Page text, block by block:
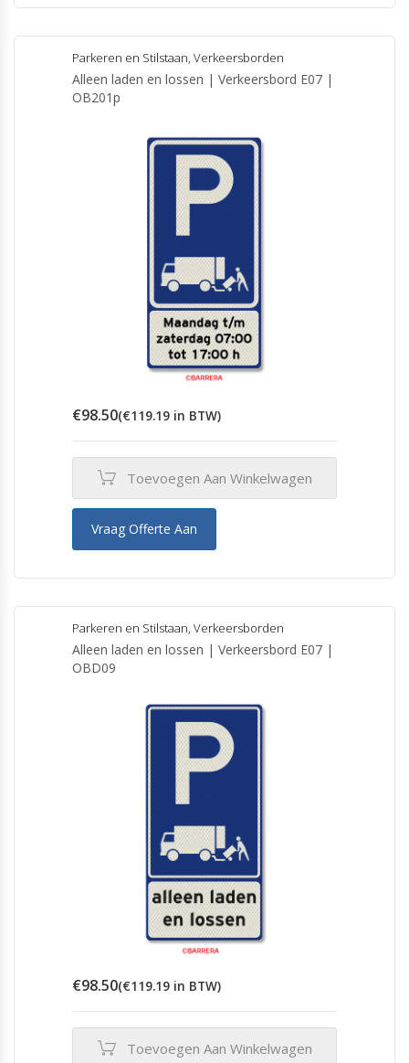
Parkeren en Stilstaan, Verkeersborden
Alleen laden en lossen | Verkeersbord E07 |
OB201p
€98.50(€119.19 in BTW)
Toevoegen Aan Winkelwagen
Vraag Offerte Aan
Parkeren en Stilstaan, Verkeersborden
Alleen laden en lossen | Verkeersbord E07 |
OBD09
€98.50(€119.19 in BTW)
Toevoegen Aan Winkelwagen